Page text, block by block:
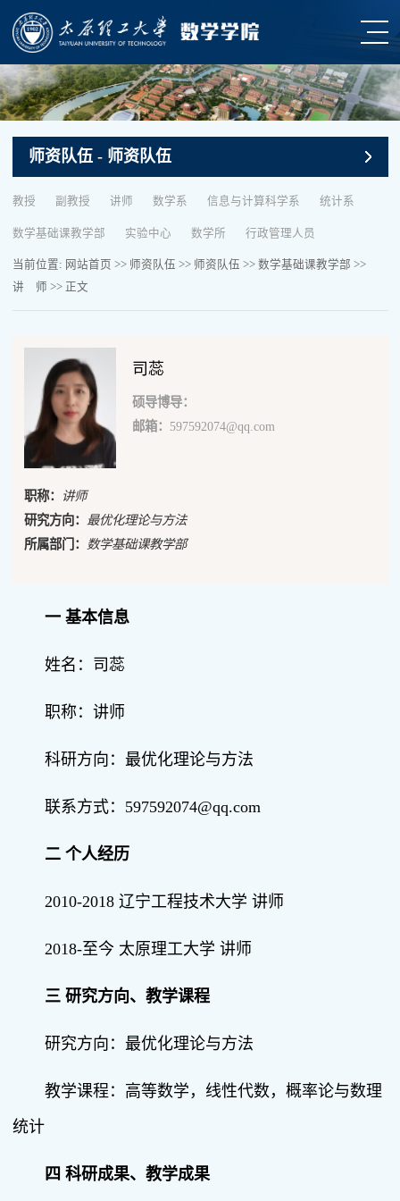
师资队伍 - 师资队伍
教授 副教授 讲师 数学系 信息与计算科学系 统计系
数学基础课教学部 实验中心 数学所 行政管理人员
当前位置: 网站首页 >> 师资队伍 >> 师资队伍 >> 数学基础课教学部 >>
讲 师 >> 正文
司蕊
硕导博导：
邮箱： 597592074@qq.com
职称：
讲师
研究方向：
最优化理论与方法
所属部门：
数学基础课教学部
一 基本信息
姓名：司蕊
职称：讲师
科研方向：最优化理论与方法
联系方式：597592074@qq.com
二 个人经历
2010-2018 辽宁工程技术大学 讲师
2018-至今 太原理工大学 讲师
三 研究方向、教学课程
研究方向：最优化理论与方法
教学课程：高等数学，线性代数，概率论与数理
统计
四 科研成果、教学成果